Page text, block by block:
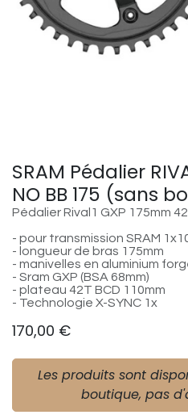
SRAM Pédalier
NO BB 175 (sans
Pédalier Rival1 GXP 175mm
- pour transmission SRAM
- longueur de bras 175mm
- manivelles en aluminium
- Sram GXP (BSA 68mm)
- plateau 42T BCD 110mm
- Technologie X-SYNC 1x
170,00 €
Les produits sont
boutique, pas